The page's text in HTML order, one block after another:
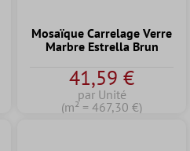
Mosaïque Carrelage Verre
Marbre Estrella Brun
41,59 €
par Unité
(m² = 467,30 €)